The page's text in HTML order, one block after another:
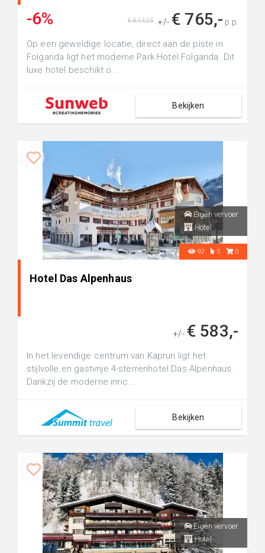
-6% +/- € 765,- p.p.
€ 813,25
Op een geweldige locatie, direct aan de piste in
Folgarida ligt het moderne Park Hotel Folgarida. Dit
luxe hotel beschikt o...
Bekijken
Eigen vervoer
Hotel
92 5 0
Hotel Das Alpenhaus
+/- € 583,-
In het levendige centrum van Kaprun ligt het
stijlvolle en gastvrije 4-sterrenhotel Das Alpenhaus.
Dankzij de moderne inric...
Bekijken
Eigen vervoer
Hotel